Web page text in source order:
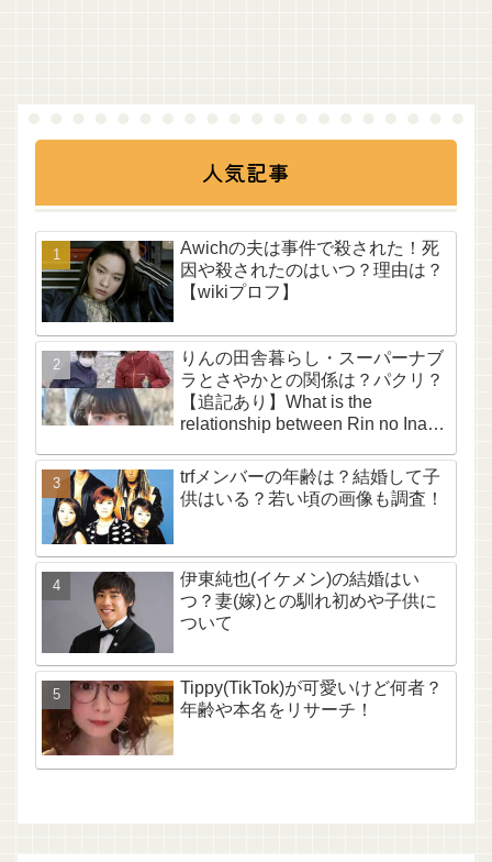
人気記事
Awichの夫は事件で殺された！死
因や殺されたのはいつ？理由は？
【wikiプロフ】
りんの田舎暮らし・スーパーナブ
ラとさやかとの関係は？パクリ？
【追記あり】What is the
relationship between Rin no Inaka
Sayaka? Is it plagiarism? [Update
included]
trfメンバーの年齢は？結婚して子
供はいる？若い頃の画像も調査！
伊東純也(イケメン)の結婚はい
つ？妻(嫁)との馴れ初めや子供に
ついて
Tippy(TikTok)が可愛いけど何者？
年齢や本名をリサーチ！